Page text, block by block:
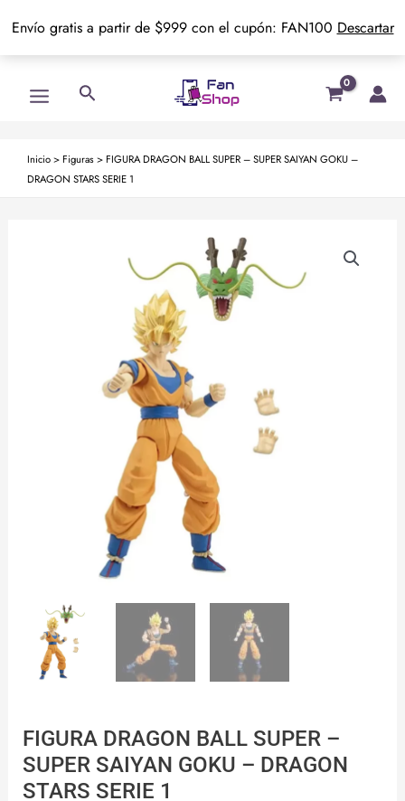
Envío gratis a partir de $999 con el cupón: FAN100 Descartar
Menu
Buscar
Inicio> Figuras> FIGURA DRAGON BALL SUPER – SUPER SAIYAN GOKU –
DRAGON STARS SERIE 1
FIGURA DRAGON BALL SUPER –
SUPER SAIYAN GOKU – DRAGON
STARS SERIE 1